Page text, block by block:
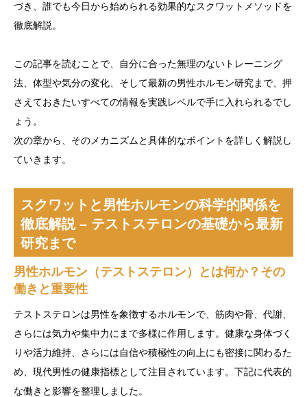
づき、誰でも今日から始められる効果的なスクワットメソッドを
徹底解説。
この記事を読むことで、自分に合った無理のないトレーニング
法、体型や気分の変化、そして最新の男性ホルモン研究まで、押
さえておきたいすべての情報を実践レベルで手に入れられるでし
ょう。
次の章から、そのメカニズムと具体的なポイントを詳しく解説し
ていきます。
スクワットと男性ホルモンの科学的関係を
徹底解説 – テストステロンの基礎から最新
研究まで
男性ホルモン（テストステロン）とは何か？その
働きと重要性
テストステロンは男性を象徴するホルモンで、筋肉や骨、代謝、
さらには気力や集中力にまで多様に作用します。健康な身体づく
りや活力維持、さらには自信や積極性の向上にも密接に関わるた
め、現代男性の健康指標として注目されています。下記に代表的
な働きと影響を整理しました。